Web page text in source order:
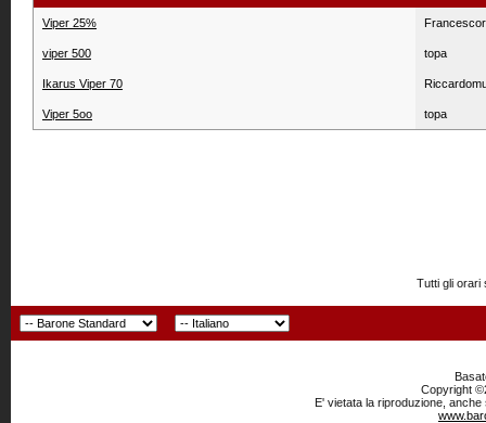
Viper 25%
viper 500 topa
Ikarus Viper 70
Viper 5oo topa
Tutti gli orari
Copyright
E' vietata la riproduzione,